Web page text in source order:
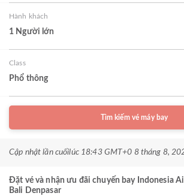
Hành khách
1 Người lớn
Class
Phổ thông
Tìm kiếm vé máy bay
Cập nhật lần cuốilúc 18:43 GMT+0 8 tháng 8,
Đặt vé và nhận ưu đãi chuyến bay Indonesia
Bali Denpasar